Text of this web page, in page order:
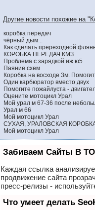
Другие новости похожие на
коробка передач
чёрный дым...
Как сделать пререходной
КОРОБКА ПЕРЕДАЧ КМЗ
Проблема с зарядкой иж ю5
Паяние схем
Коробка на восходе 3м.
Один карбюратор вместо двух
Помогите пожайлуста -
Оцените мотоцикл Урал
Мой урал м 67-36 после
Урал м 66
Мой мотоцикл Урал
СУХАЯ, УРАЛОВСКАЯ
Мой мотоцикл Урал
Забиваем Сайты В
Каждая ссылка
продвижение сайта
пресс-релизы -
Что умеет делать